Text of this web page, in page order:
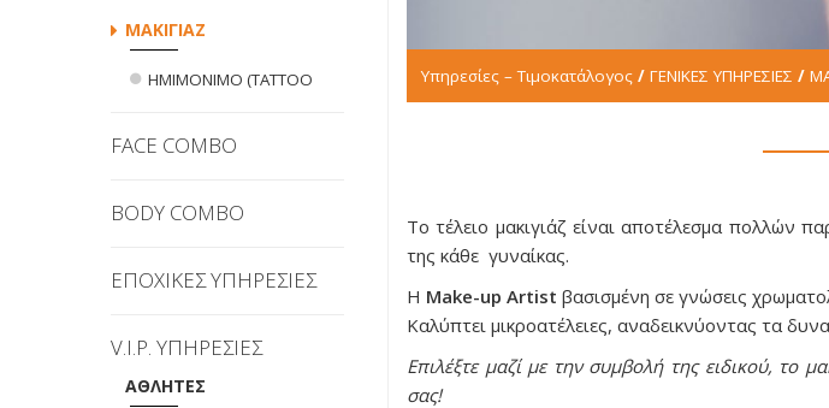
Υπηρεσίες – Τιμοκατάλογος / ΓΕΝΙΚΕΣ ΥΠΗΡΕΣΙΕΣ /
Το τέλειο μακιγιάζ είναι αποτέλεσμα πολλών
της κάθε γυναίκας.
Η Make-up Artist βασισμένη σε γνώσεις
Καλύπτει μικροατέλειες, αναδεικνύοντας τα
Επιλέξτε μαζί με την συμβολή της ειδικού, το
σας!
ΜΑΚΙΓΙΑΖ
ΗΜΙΜΟΝΙΜΟ (TATTOO
FACE COMBO
BODY COMBO
ΕΠΟΧΙΚΕΣ ΥΠΗΡΕΣΙΕΣ
V.I.P. ΥΠΗΡΕΣΙΕΣ
ΑΘΛΗΤΕΣ